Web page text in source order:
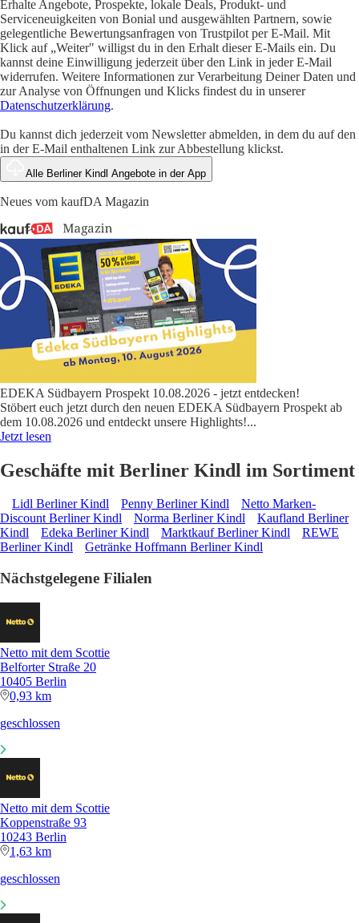
Erhalte Angebote, Prospekte, lokale Deals, Produkt- und
Serviceneuigkeiten von Bonial und ausgewählten Partnern, sowie
gelegentliche Bewertungsanfragen von Trustpilot per E-Mail. Mit
Klick auf „Weiter" willigst du in den Erhalt dieser E-Mails ein. Du
kannst deine Einwilligung jederzeit über den Link in jeder E-Mail
widerrufen. Weitere Informationen zur Verarbeitung Deiner Daten und
zur Analyse von Öffnungen und Klicks findest du in unserer
Datenschutzerklärung.
Du kannst dich jederzeit vom Newsletter abmelden, in dem du auf den
in der E-Mail enthaltenen Link zur Abbestellung klickst.
Alle Berliner Kindl Angebote in der App
Neues vom kaufDA Magazin
EDEKA Südbayern Prospekt 10.08.2026 - jetzt entdecken!
Stöbert euch jetzt durch den neuen EDEKA Südbayern Prospekt ab
dem 10.08.2026 und entdeckt unsere Highlights!...
Jetzt lesen
Geschäfte mit Berliner Kindl im Sortiment
Lidl Berliner Kindl Penny Berliner Kindl
Netto Marken-
Discount Berliner Kindl
Norma Berliner Kindl
Kaufland Berliner
Kindl
Edeka Berliner Kindl Marktkauf Berliner Kindl
REWE
Berliner Kindl
Getränke Hoffmann Berliner Kindl
Nächstgelegene Filialen
Netto mit dem Scottie
Belforter Straße 20
10405 Berlin
0,93 km
geschlossen
Netto mit dem Scottie
Koppenstraße 93
10243 Berlin
1,63 km
geschlossen